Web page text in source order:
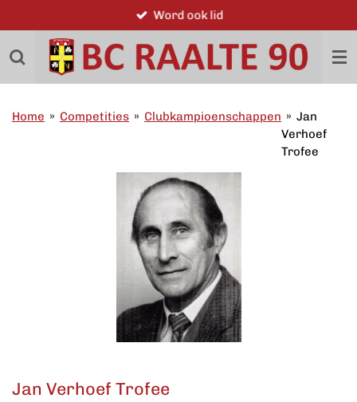
direct
naar
hoofdinhoud
Word ook lid
Home » Competities » Clubkampioenschappen » Jan
Verhoef
Trofee
Jan Verhoef Trofee